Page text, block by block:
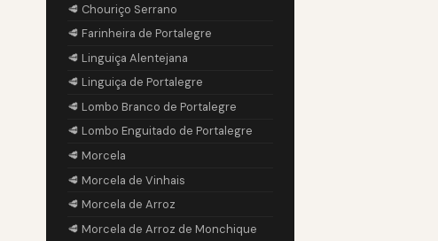
🥩 Chouriço Serrano
🥩 Farinheira de Portalegre
🥩 Linguiça Alentejana
🥩 Linguiça de Portalegre
🥩 Lombo Branco de Portalegre
🥩 Lombo Enguitado de Portalegre
🥩 Morcela
🥩 Morcela de Vinhais
🥩 Morcela de Arroz
🥩 Morcela de Arroz de Monchique